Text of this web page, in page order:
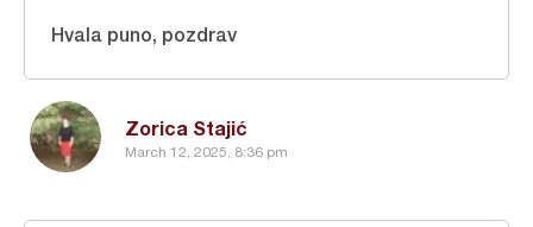
Zorica Stajić
March 12, 2025, 8:36 pm
Hvala puno, pozdrav